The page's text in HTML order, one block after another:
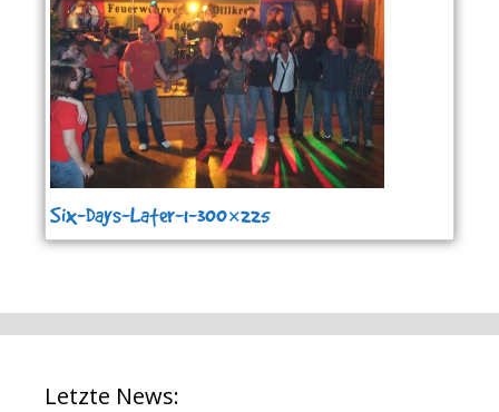
Six-Days-Later-1-300×225
Letzte News: